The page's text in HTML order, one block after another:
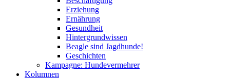
Erziehung
Ernährung
Gesundheit
Hintergrundwissen
Beagle sind Jagdhunde!
Geschichten
Kampagne: Hundevermehrer
Kolumnen